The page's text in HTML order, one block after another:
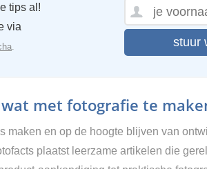
tips al!
via
. stuur
met fotografie te
maken en op de hoogte blijven van
plaatst leerzame artikelen die